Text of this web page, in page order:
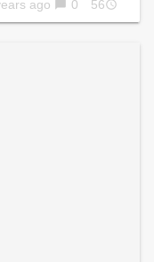
access_time
56 years ago
chat_bubble 0